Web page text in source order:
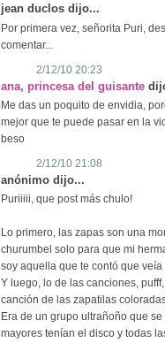
jean duclos dijo...
Por primera vez, señorita Puri,
comentar...
2/12/10 20:23
ana, princesa del guisante
Me das un poquito de envidia,
mejor que te puede pasar en la
beso
2/12/10 21:08
anónimo dijo...
Puriiiii, que post más chulo!
Lo primero, las zapas son una
churumbel solo para que mi
soy aquella que te contó que
Y luego, lo de las canciones,
canción de las zapatilas
Era de un grupo ultrañoño que
mayores tenían el disco y todas